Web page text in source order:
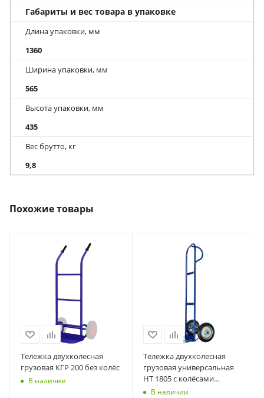
Габариты и вес товара в упаковке
Длина упаковки, мм
1360
Ширина упаковки, мм
565
Высота упаковки, мм
435
Вес брутто, кг
9,8
Похожие товары
Тележка двухколесная
грузовая КГР 200 без колёс
В наличии
Тележка двухколесная
грузовая универсальная
НТ 1805 с колёсами
литыми d250мм
В наличии